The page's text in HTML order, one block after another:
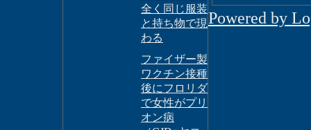
全く同じ服装
と持ち物で現
わる
ファイザー製
ワクチン接種
後にフロリダ
で女性がプリ
オン病
Powered by